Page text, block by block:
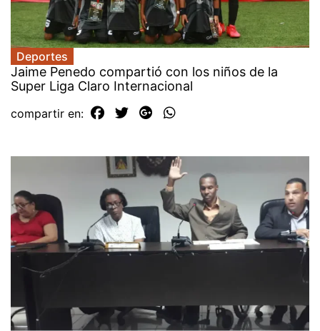
Deportes
Jaime Penedo compartió con los niños de la
Super Liga Claro Internacional
compartir en: